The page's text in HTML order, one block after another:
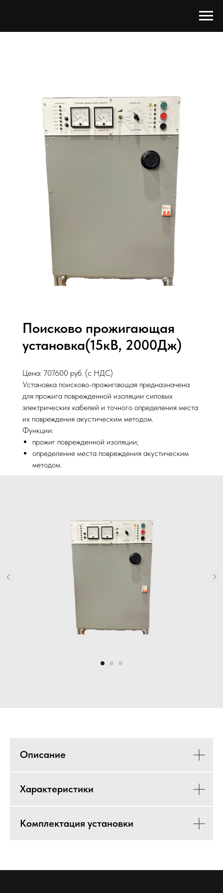
Поисково прожигающая
установка(15кВ, 2000Дж)
Цена: 707600 руб. (с НДС)
Установка поисково-прожигающая предназначена
для прожига поврежденной изоляции силовых
электрических кабелей и точного определения места
их повреждения акустическим методом.
Функции:
прожиг поврежденной изоляции;
определение места повреждения акустическим
методом.
Описание
Характеристики
Комплектация установки